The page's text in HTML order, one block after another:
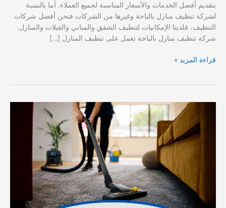
بتقديم أفضل الخدمات والأسعار المناسبة لجميع العملاء. أما بالنسبة
لشركة تنظيف منازل بالباحة وغيرها من الشركات فنحن أفضل شركات
التنظيف، فلدينا الإمكانيات لتنظيف الشقق والمباني والفيلات والمنازل.
شركة تنظيف منازل بالباحة تعمل على تنظيف المنازل […]
شركات
قراءة المزيد »